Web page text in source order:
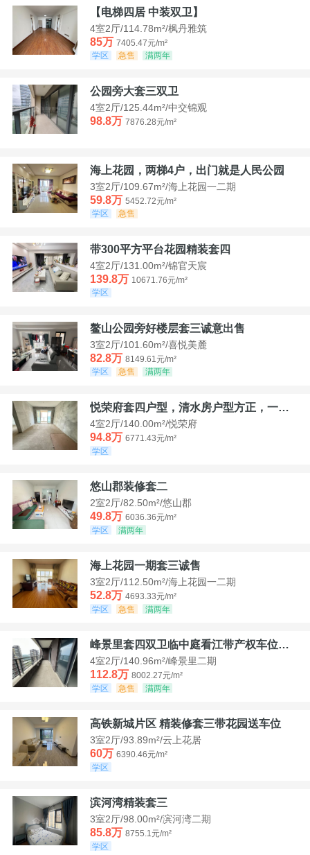
【电梯四居 中装双卫】
4室2厅/114.78m²/枫丹雅筑
85万 7405.47元/m²
学区
急售 满两年
公园旁大套三双卫
4室2厅/125.44m²/中交锦观
98.8万 7876.28元/m²
海上花园，两梯4户，出门就是人民公园
3室2厅/109.67m²/海上花园一二期
59.8万 5452.72元/m²
学区
急售
带300平方平台花园精装套四
4室2厅/131.00m²/锦官天宸
139.8万 10671.76元/m²
学区
鳌山公园旁好楼层套三诚意出售
3室2厅/101.60m²/喜悦美麓
82.8万 8149.61元/m²
学区
急售 满两年
悦荣府套四户型，清水房户型方正，一口价94，8
4室2厅/140.00m²/悦荣府
94.8万 6771.43元/m²
学区
悠山郡装修套二
2室2厅/82.50m²/悠山郡
49.8万 6036.36元/m²
学区
满两年
海上花园一期套三诚售
3室2厅/112.50m²/海上花园一二期
52.8万 4693.33元/m²
学区
急售 满两年
峰景里套四双卫临中庭看江带产权车位诚售
4室2厅/140.96m²/峰景里二期
112.8万 8002.27元/m²
学区
急售 满两年
高铁新城片区 精装修套三带花园送车位
3室2厅/93.89m²/云上花居
60万 6390.46元/m²
学区
滨河湾精装套三
3室2厅/98.00m²/滨河湾二期
85.8万 8755.1元/m²
学区